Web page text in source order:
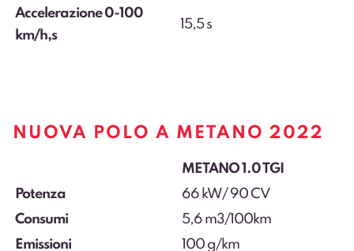
Accelerazione 0-100
km/h,s
15,5 s
NUOVA POLO A METANO 2022
METANO 1.0 TGI
Potenza
66 kW/ 90 CV
Consumi
5,6 m3/100km
Emissioni
100 g/km